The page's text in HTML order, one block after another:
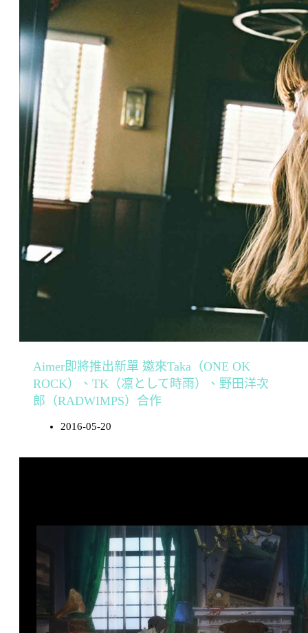
Aimer即將推出新單 邀來Taka（ONE OK
ROCK）、TK（凛として時雨）、野田洋次
郎（RADWIMPS）合作
2016-05-20